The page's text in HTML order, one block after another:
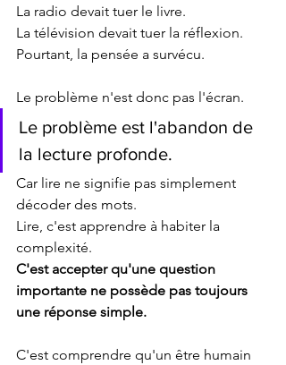
La radio devait tuer le livre.
La télévision devait tuer la réflexion.
Pourtant, la pensée a survécu.
Le problème n'est donc pas l'écran.
Le problème est l'abandon de
la lecture profonde.
Car lire ne signifie pas simplement
décoder des mots.
Lire, c'est apprendre à habiter la
complexité.
C'est accepter qu'une question
importante ne possède pas toujours
une réponse simple.
C'est comprendre qu'un être humain